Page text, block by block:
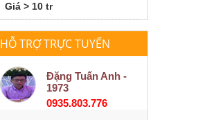
Giá > 10 tr
HỖ TRỢ TRỰC TUYẾN
Đặng Tuấn Anh -
1973
0935.803.776